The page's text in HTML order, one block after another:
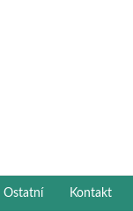
Ostatní Kontakt